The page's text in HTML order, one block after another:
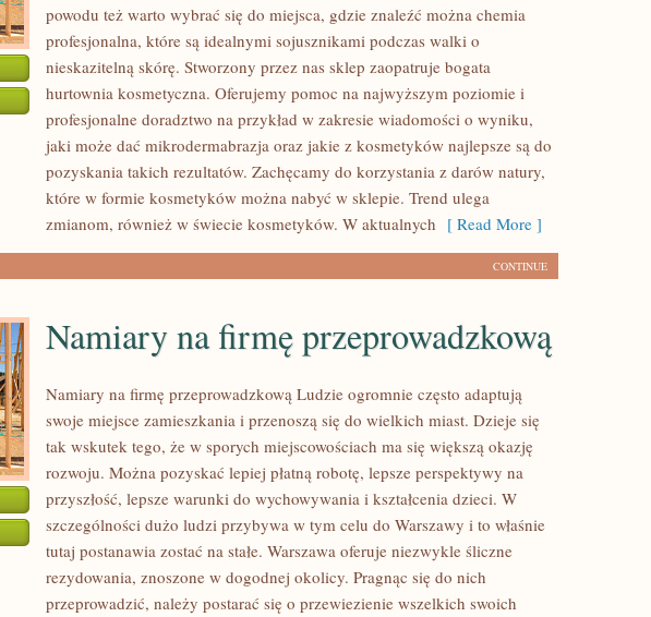
powodu też warto wybrać się do miejsca, gdzie znaleźć można chemia
profesjonalna, które są idealnymi sojusznikami podczas walki o
nieskazitelną skórę. Stworzony przez nas sklep zaopatruje bogata
hurtownia kosmetyczna. Oferujemy pomoc na najwyższym poziomie i
profesjonalne doradztwo na przykład w zakresie wiadomości o wyniku,
jaki może dać mikrodermabrazja oraz jakie z kosmetyków najlepsze są do
pozyskania takich rezultatów. Zachęcamy do korzystania z darów natury,
które w formie kosmetyków można nabyć w sklepie. Trend ulega
zmianom, również w świecie kosmetyków. W aktualnych [ Read More ]
CONTINUE
Namiary na firmę przeprowadzkową
Namiary na firmę przeprowadzkową Ludzie ogromnie często adaptują
swoje miejsce zamieszkania i przenoszą się do wielkich miast. Dzieje się
tak wskutek tego, że w sporych miejscowościach ma się większą okazję
rozwoju. Można pozyskać lepiej płatną robotę, lepsze perspektywy na
przyszłość, lepsze warunki do wychowywania i kształcenia dzieci. W
szczególności dużo ludzi przybywa w tym celu do Warszawy i to właśnie
tutaj postanawia zostać na stałe. Warszawa oferuje niezwykle śliczne
rezydowania, znoszone w dogodnej okolicy. Pragnąc się do nich
przeprowadzić, należy postarać się o przewiezienie wszelkich swoich